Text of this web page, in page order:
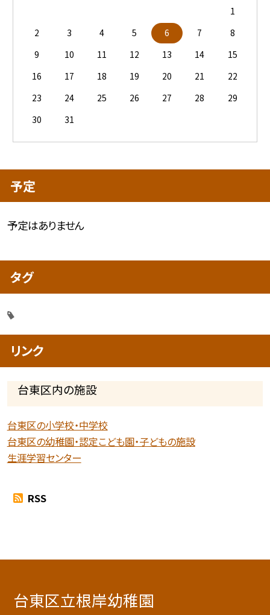
1
2
3 4 5 6 7
8
9
10 11 12 13 14
15
16
17 18 19 20 21
22
23
24 25 26 27 28
29
30
31
予定
予定はありません
タグ
リンク
台東区内の施設
台東区の小学校・中学校
台東区の幼稚園・認定こども園・子どもの施設
生涯学習センター
RSS
台東区立根岸幼稚園